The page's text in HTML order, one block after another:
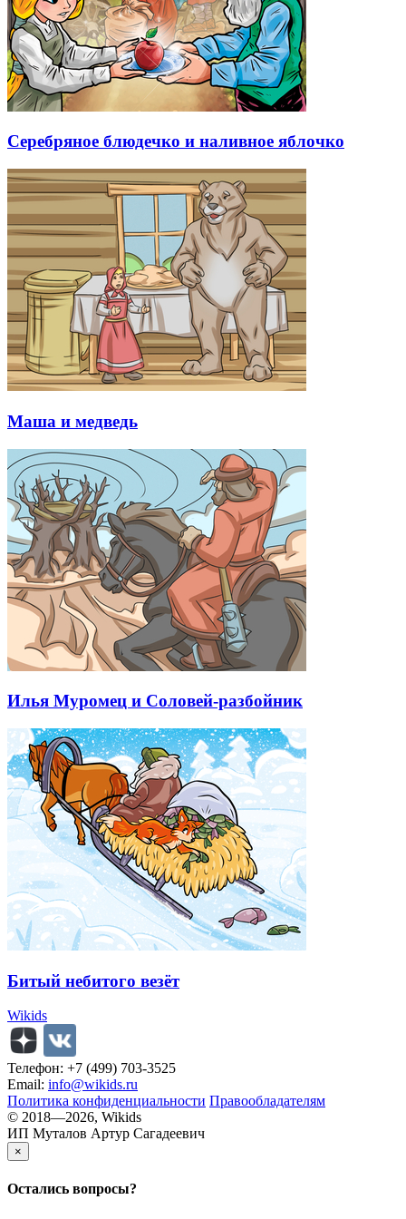
Серебряное блюдечко и наливное яблочко
Маша и медведь
Илья Муромец и Соловей-разбойник
Битый небитого везёт
Wikids
Телефон: +7 (499) 703-3525
Email: info@wikids.ru
Политика конфиденциальности Правообладателям
© 2018—2026, Wikids
ИП Муталов Артур Сагадеевич
×
Остались вопросы?